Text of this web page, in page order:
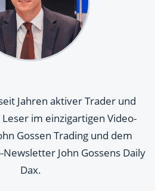
Jahren aktiver Trader und
im einzigartigen Video-
Gossen Trading und dem
John Gossens Daily
Dax.